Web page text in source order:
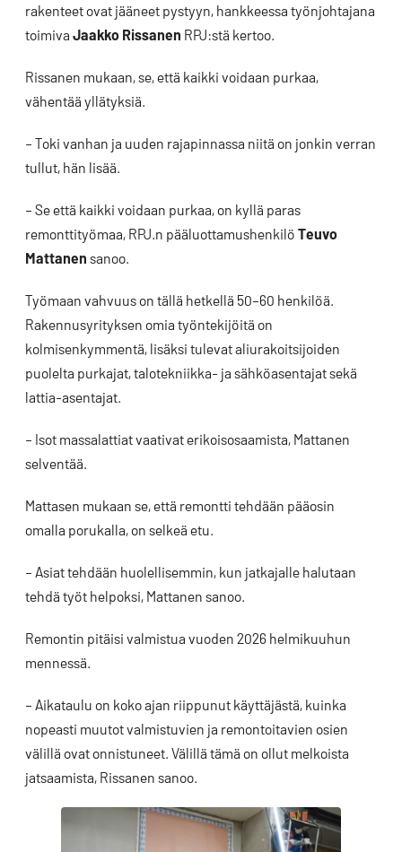
rakenteet ovat jääneet pystyyn, hankkeessa työnjohtajana
toimiva Jaakko Rissanen RPJ:stä kertoo.
Rissanen mukaan, se, että kaikki voidaan purkaa,
vähentää yllätyksiä.
– Toki vanhan ja uuden rajapinnassa niitä on jonkin verran
tullut, hän lisää.
– Se että kaikki voidaan purkaa, on kyllä paras
remonttityömaa, RPJ.n pääluottamushenkilö Teuvo
Mattanen sanoo.
Työmaan vahvuus on tällä hetkellä 50–60 henkilöä.
Rakennusyrityksen omia työntekijöitä on
kolmisenkymmentä, lisäksi tulevat aliurakoitsijoiden
puolelta purkajat, talotekniikka- ja sähköasentajat sekä
lattia-asentajat.
– Isot massalattiat vaativat erikoisosaamista, Mattanen
selventää.
Mattasen mukaan se, että remontti tehdään pääosin
omalla porukalla, on selkeä etu.
– Asiat tehdään huolellisemmin, kun jatkajalle halutaan
tehdä työt helpoksi, Mattanen sanoo.
Remontin pitäisi valmistua vuoden 2026 helmikuuhun
mennessä.
– Aikataulu on koko ajan riippunut käyttäjästä, kuinka
nopeasti muutot valmistuvien ja remontoitavien osien
välillä ovat onnistuneet. Välillä tämä on ollut melkoista
jatsaamista, Rissanen sanoo.